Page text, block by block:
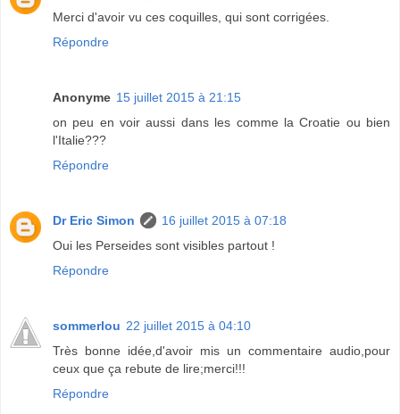
Merci d'avoir vu ces coquilles, qui sont corrigées.
Répondre
Anonyme 15 juillet 2015 à 21:15
on peu en voir aussi dans les comme la Croatie ou bien
l'Italie???
Répondre
Dr Eric Simon
16 juillet 2015 à 07:18
Oui les Perseides sont visibles partout !
Répondre
sommerlou 22 juillet 2015 à 04:10
Très bonne idée,d'avoir mis un commentaire audio,pour
ceux que ça rebute de lire;merci!!!
Répondre